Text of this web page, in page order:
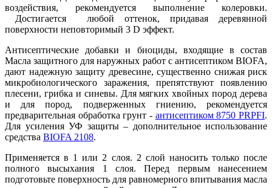
воздействия, рекомендуется выполнение колеровки.
Достигается любой оттенок, придавая деревянной
поверхности неповторимый 3 D эффект.
Антисептические добавки и биоциды, входящие в состав
Масла защитного для наружных работ с антисептиком BIOFA,
дают надежную защиту древесине, существенно снижая риск
микробиологического заражения, препятствуют появлению
плесени, грибка и синевы. Для мягких хвойных пород дерева
и для пород, подверженных гниению, рекомендуется
предварительная обработка грунт - антисептиком 8750 PRPFI.
Для усиления УФ защиты – дополнительное использование
средства BIOFA 2108.
Применяется в 1 или 2 слоя. 2 слой наносить только после
полного высыхания 1 слоя. Перед первым нанесением
подготовьте поверхность для равномерного впитывания масла